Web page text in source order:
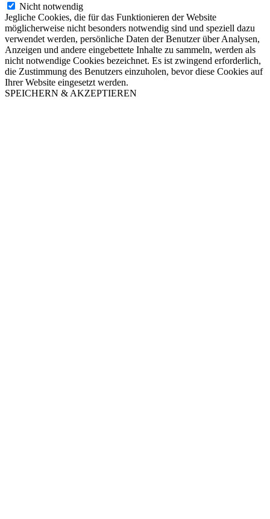
Nicht notwendig
Jegliche Cookies, die für das Funktionieren der Website
möglicherweise nicht besonders notwendig sind und speziell dazu
verwendet werden, persönliche Daten der Benutzer über Analysen,
Anzeigen und andere eingebettete Inhalte zu sammeln, werden als
nicht notwendige Cookies bezeichnet. Es ist zwingend erforderlich,
die Zustimmung des Benutzers einzuholen, bevor diese Cookies auf
Ihrer Website eingesetzt werden.
SPEICHERN & AKZEPTIEREN